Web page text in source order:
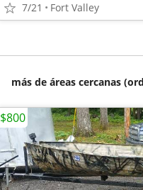
7/21 Fort Valley
más de áreas cercanas
$800